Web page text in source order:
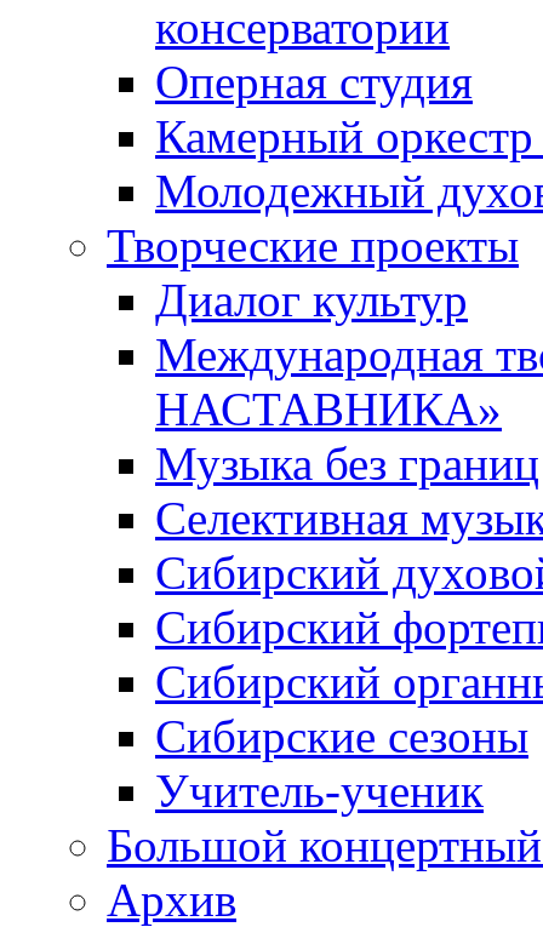
консерватории
Оперная студия
Камерный оркестр
Молодежный
Творческие проекты
Диалог культур
Международная
НАСТАВНИКА»
Музыка без границ
Селективная
Сибирский
Сибирский
Сибирский
Сибирские сезоны
Учитель-ученик
Большой концертный
Архив